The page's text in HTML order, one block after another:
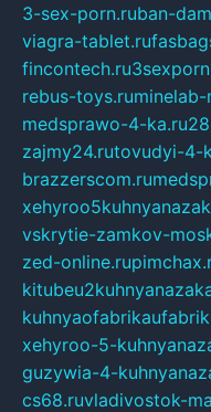
3-sex-porn.ruban-
viagra-tablet.ru
fincontech.ru
rebus-toys.ruminelab-
medsprawo-4-ka.ru
zajmy24.rutovudyi-4-
brazzerscom.ru
vskrytie-zamkov-
zed-online.ru
xehyroo-5-
guzywia-4-
cs68.ruvladivostok-